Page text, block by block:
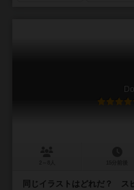
同じイラストはどれだ？ ス